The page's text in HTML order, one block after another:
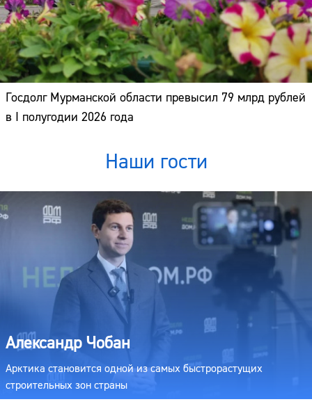
Госдолг Мурманской области превысил 79 млрд рублей
в I полугодии 2026 года
Наши гости
Александр Чобан
Арктика становится одной из самых быстрорастущих
строительных зон страны